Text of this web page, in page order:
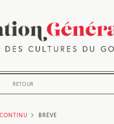
RETOUR
BRÈVE